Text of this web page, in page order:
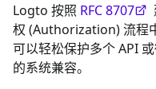
Logto 按照 RFC 8707
权 (Authorization) 流程
可以轻松保护多个 API
的系统兼容。